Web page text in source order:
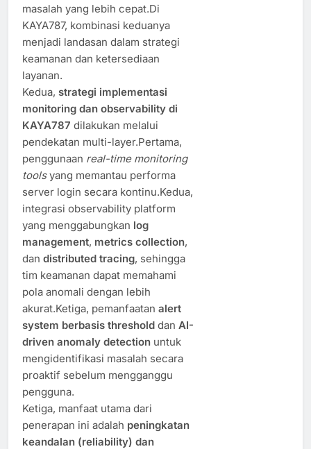
masalah yang lebih cepat.Di
KAYA787, kombinasi keduanya
menjadi landasan dalam strategi
keamanan dan ketersediaan
layanan.
Kedua, strategi implementasi
monitoring dan observability di
KAYA787 dilakukan melalui
pendekatan multi-layer.Pertama,
penggunaan real-time monitoring
toolsyang memantau performa
server login secara kontinu.Kedua,
integrasi observability platform
yang menggabungkan log
management, metrics collection,
dan distributed tracing, sehingga
tim keamanan dapat memahami
pola anomali dengan lebih
akurat.Ketiga, pemanfaatan alert
system berbasis threshold dan AI-
driven anomaly detection untuk
mengidentifikasi masalah secara
proaktif sebelum mengganggu
pengguna.
Ketiga, manfaat utama dari
penerapan ini adalah peningkatan
keandalan (reliability) dan